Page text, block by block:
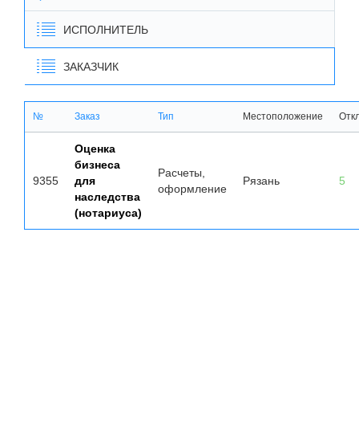
ИСПОЛНИТЕЛЬ
ЗАКАЗЧИК
№ Заказ Тип Местоположение
9355
Оценка
бизнеса
для
наследства
(нотариуса)
Расчеты,
оформление
Рязань 5